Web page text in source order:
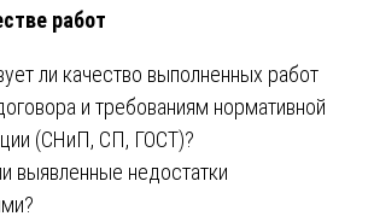
работ
ли качество выполненных работ
и требованиям нормативной
(СНиП, СП, ГОСТ)?
выявленные недостатки